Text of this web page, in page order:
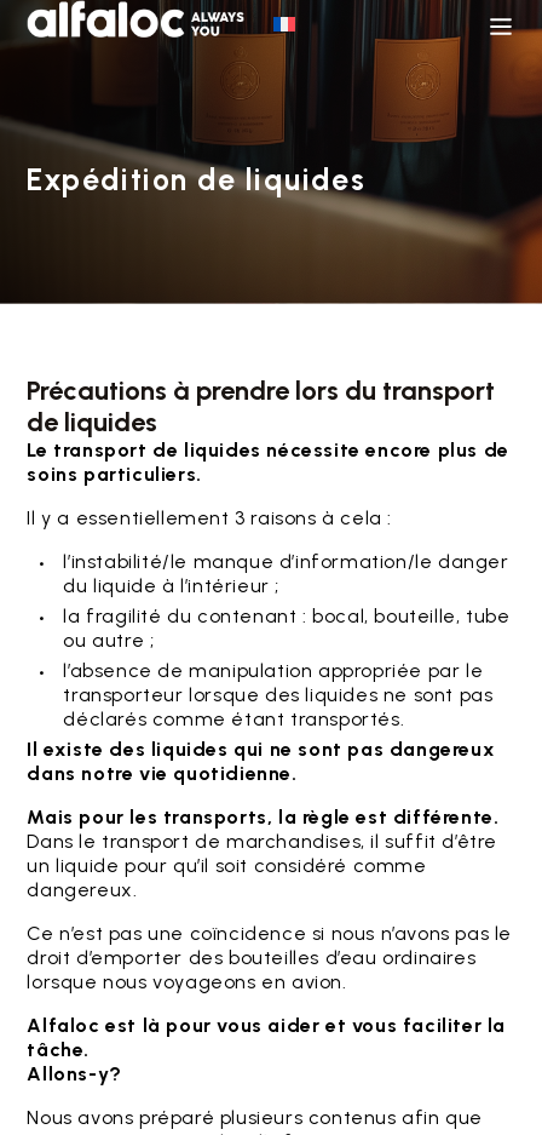
Expédition de liquides
Précautions à prendre lors du transport
de liquides
Le transport de liquides nécessite encore plus de
soins particuliers.
Il y a essentiellement 3 raisons à cela :
l’instabilité/le manque d’information/le danger
du liquide à l’intérieur ;
la fragilité du contenant : bocal, bouteille, tube
ou autre ;
l’absence de manipulation appropriée par le
transporteur lorsque des liquides ne sont pas
déclarés comme étant transportés.
Il existe des liquides qui ne sont pas dangereux
dans notre vie quotidienne.
Mais pour les transports, la règle est différente.
Dans le transport de marchandises, il suffit d’être
un liquide pour qu’il soit considéré comme
dangereux.
Ce n’est pas une coïncidence si nous n’avons pas le
droit d’emporter des bouteilles d’eau ordinaires
lorsque nous voyageons en avion.
Alfaloc est là pour vous aider et vous faciliter la
tâche.
Allons-y?
Nous avons préparé plusieurs contenus afin que